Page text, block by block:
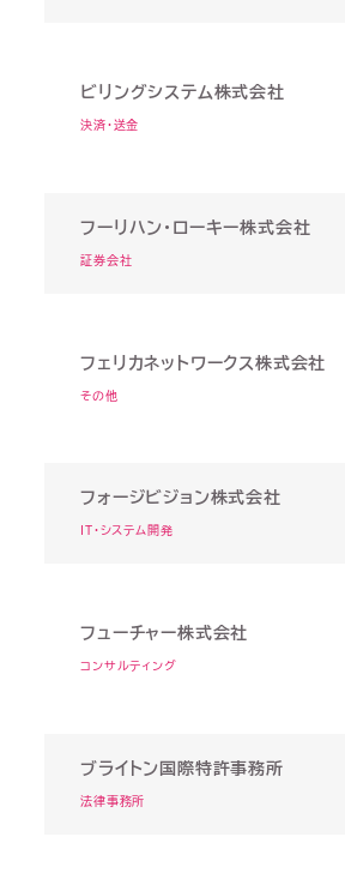
ビリングシステム株式会社
決済・送金
フーリハン・ローキー株式会社
証券会社
フェリカネットワークス株式会社
その他
フォージビジョン株式会社
IT・システム開発
フューチャー株式会社
コンサルティング
ブライトン国際特許事務所
法律事務所